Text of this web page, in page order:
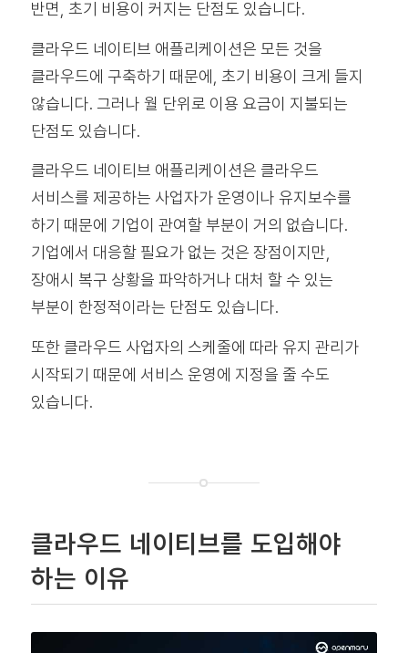
반면, 초기 비용이 커지는 단점도 있습니다.
클라우드 네이티브 애플리케이션은 모든 것을
클라우드에 구축하기 때문에, 초기 비용이 크게 들지
않습니다. 그러나 월 단위로 이용 요금이 지불되는
단점도 있습니다.
클라우드 네이티브 애플리케이션은 클라우드
서비스를 제공하는 사업자가 운영이나 유지보수를
하기 때문에 기업이 관여할 부분이 거의 없습니다.
기업에서 대응할 필요가 없는 것은 장점이지만,
장애시 복구 상황을 파악하거나 대처 할 수 있는
부분이 한정적이라는 단점도 있습니다.
또한 클라우드 사업자의 스케줄에 따라 유지 관리가
시작되기 때문에 서비스 운영에 지정을 줄 수도
있습니다.
클라우드 네이티브를 도입해야
하는 이유